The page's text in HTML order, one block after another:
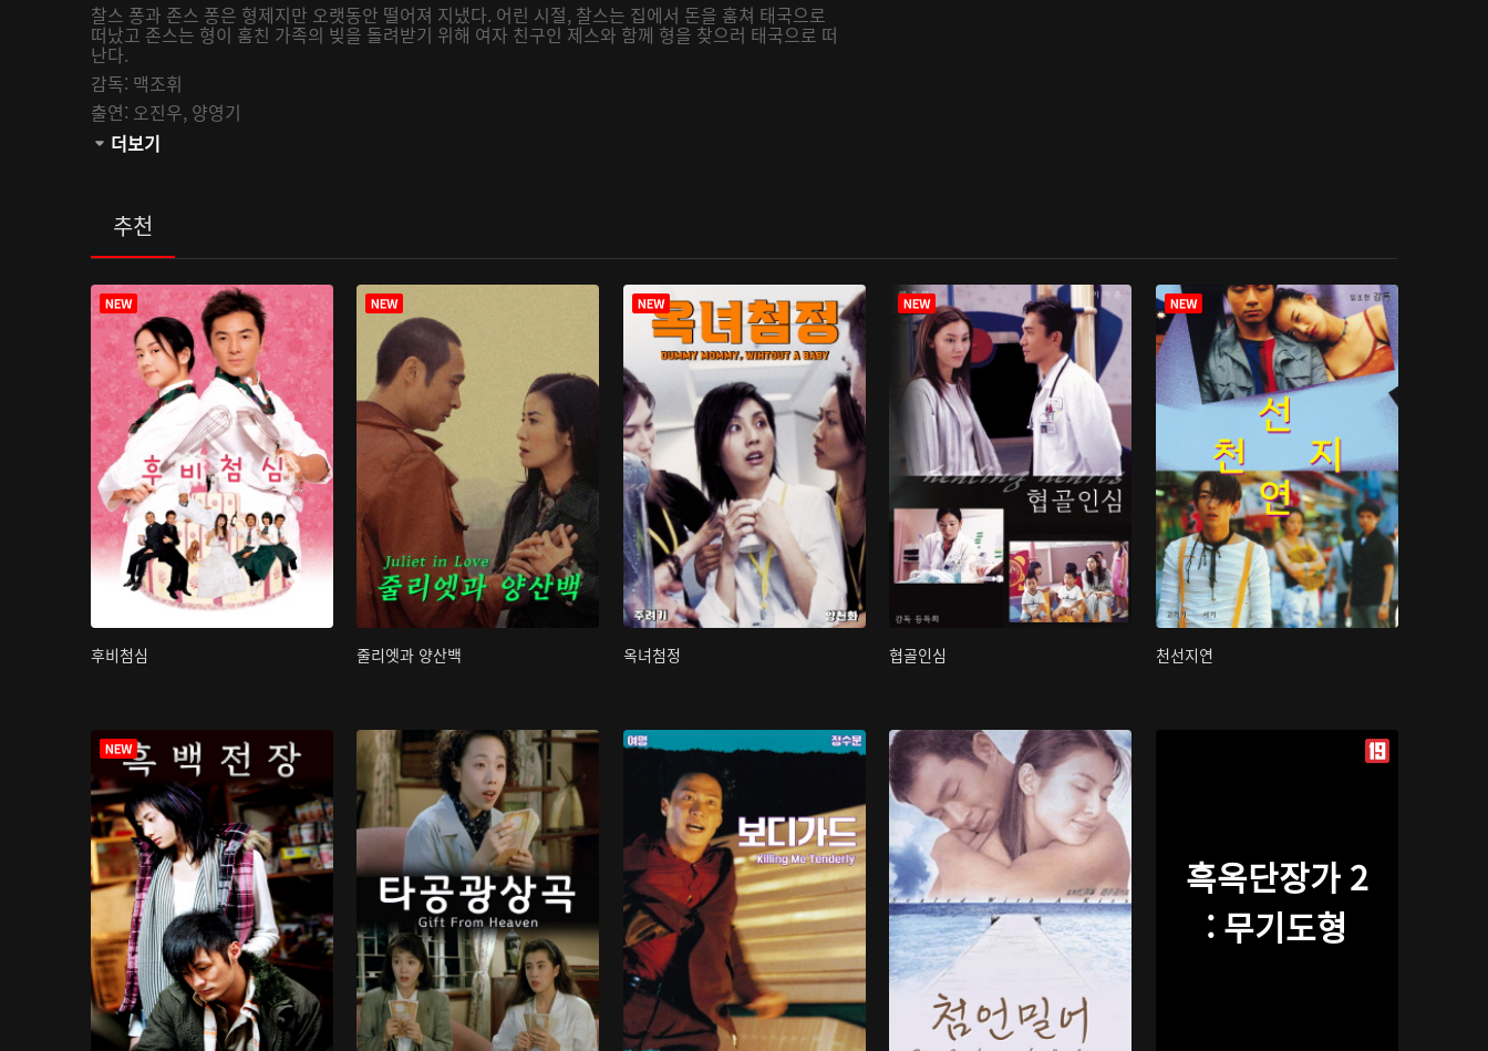
찰스 퐁과 존스 퐁은 형제지만 오랫동안 떨어져 지냈다. 어린 시절, 찰스는 집에서 돈을 훔쳐 태국으로
떠났고 존스는 형이 훔친 가족의 빚을 돌려받기 위해 여자 친구인 제스와 함께 형을 찾으러 태국으로 떠
난다.
감독: 맥조휘
출연: 오진우, 양영기
관람등급:
더보기
추천
후비첨심 줄리엣과 양산백 옥녀첨정 협골인심 천선지연
흑옥단장가 2
: 무기도형